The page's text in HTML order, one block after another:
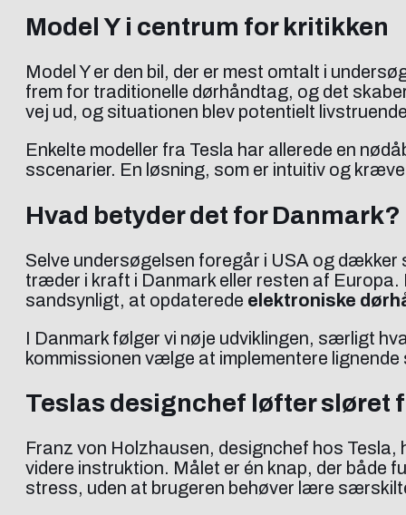
Model Y i centrum for kritikken
Model Y er den bil, der er mest omtalt i
frem for traditionelle dørhåndtag, og det
vej ud, og situationen blev potentielt
Enkelte modeller fra Tesla har allerede en
sscenarier. En løsning, som er intuitiv og
Hvad betyder det for Danmark?
Selve undersøgelsen foregår i USA og
træder i kraft i Danmark eller resten af
sandsynligt, at opdaterede elektroniske
I Danmark følger vi nøje udviklingen, særligt
kommissionen vælge at implementere
Teslas designchef løfter sløret
Franz von Holzhausen, designchef hos
videre instruktion. Målet er én knap, der både
stress, uden at brugeren behøver lære